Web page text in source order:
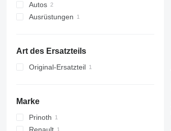
Straßenreinigungsgeräte
Pistenraupen
Rettungstechnik
Autos
Ausrüstungen
Art des Ersatzteils
Original-Ersatzteil
Marke
Prinoth